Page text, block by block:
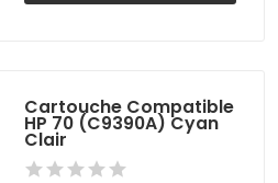
Cartouche Compatible
HP 70 (C9390A) Cyan
Clair